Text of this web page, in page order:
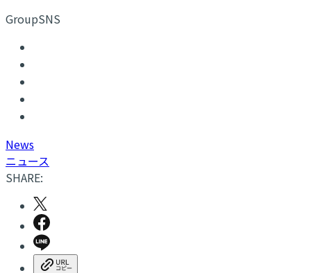
GroupSNS
News
ニュース
SHARE: